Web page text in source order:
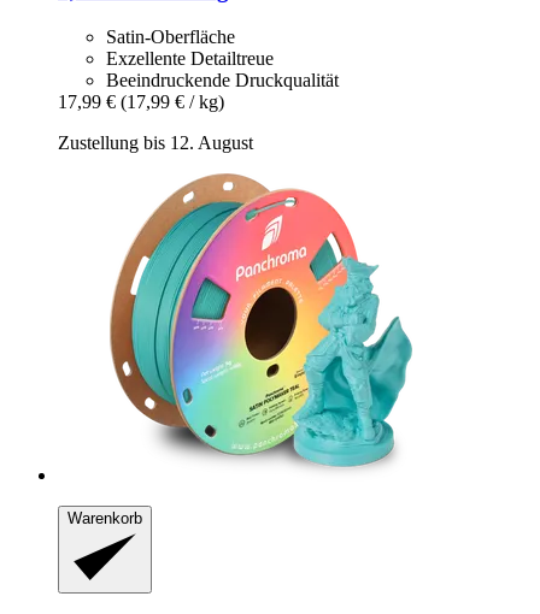
Satin-Oberfläche
Exzellente Detailtreue
Beeindruckende Druckqualität
17,99 € (17,99 € / kg)
Zustellung bis 12. August
Warenkorb